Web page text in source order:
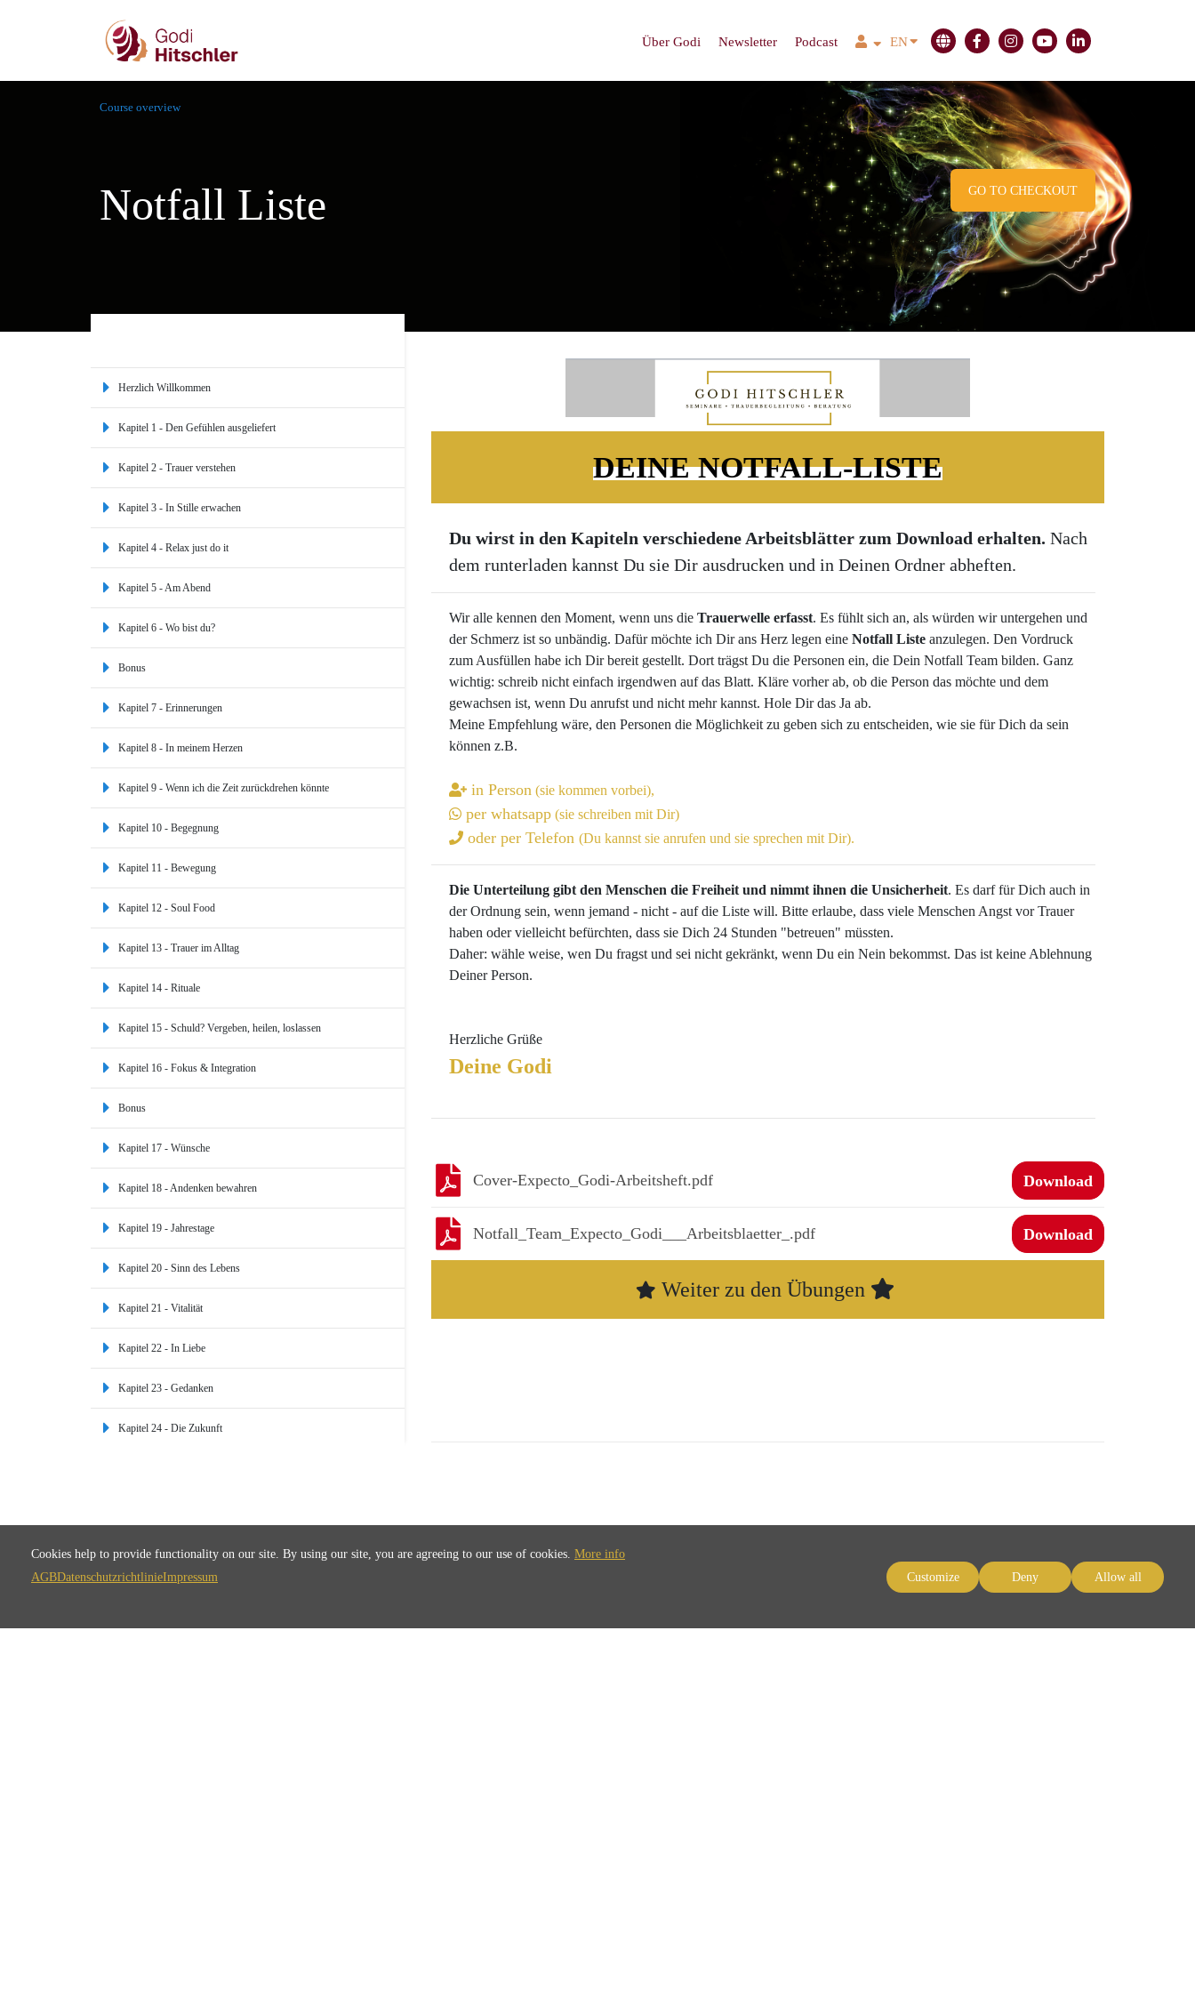
Über Godi Newsletter Podcast EN
Course overview
Notfall Liste GO TO CHECKOUT
Herzlich Willkommen
Kapitel 1 - Den Gefühlen ausgeliefert
Kapitel 2 - Trauer verstehen
Kapitel 3 - In Stille erwachen
Kapitel 4 - Relax just do it
Kapitel 5 - Am Abend
Kapitel 6 - Wo bist du?
Bonus
Kapitel 7 - Erinnerungen
Kapitel 8 - In meinem Herzen
Kapitel 9 - Wenn ich die Zeit zurückdrehen könnte
Kapitel 10 - Begegnung
Kapitel 11 - Bewegung
Kapitel 12 - Soul Food
Kapitel 13 - Trauer im Alltag
Kapitel 14 - Rituale
Kapitel 15 - Schuld? Vergeben, heilen, loslassen
Kapitel 16 - Fokus & Integration
Bonus
Kapitel 17 - Wünsche
Kapitel 18 - Andenken bewahren
Kapitel 19 - Jahrestage
Kapitel 20 - Sinn des Lebens
Kapitel 21 - Vitalität
Kapitel 22 - In Liebe
Kapitel 23 - Gedanken
Kapitel 24 - Die Zukunft
DEINE NOTFALL-LISTE
Du wirst in den Kapiteln verschiedene Arbeitsblätter zum Download erhalten. Nach
dem runterladen kannst Du sie Dir ausdrucken und in Deinen Ordner abheften.
Wir alle kennen den Moment, wenn uns die Trauerwelle erfasst. Es fühlt sich an, als würden wir untergehen und
der Schmerz ist so unbändig. Dafür möchte ich Dir ans Herz legen eine Notfall Liste anzulegen. Den Vordruck
zum Ausfüllen habe ich Dir bereit gestellt. Dort trägst Du die Personen ein, die Dein Notfall Team bilden. Ganz
wichtig: schreib nicht einfach irgendwen auf das Blatt. Kläre vorher ab, ob die Person das möchte und dem
gewachsen ist, wenn Du anrufst und nicht mehr kannst. Hole Dir das Ja ab.
Meine Empfehlung wäre, den Personen die Möglichkeit zu geben sich zu entscheiden, wie sie für Dich da sein
können z.B.
in Person (sie kommen vorbei),
per whatsapp (sie schreiben mit Dir)
oder per Telefon (Du kannst sie anrufen und sie sprechen mit Dir).
Die Unterteilung gibt den Menschen die Freiheit und nimmt ihnen die Unsicherheit. Es darf für Dich auch in
der Ordnung sein, wenn jemand - nicht - auf die Liste will. Bitte erlaube, dass viele Menschen Angst vor Trauer
haben oder vielleicht befürchten, dass sie Dich 24 Stunden "betreuen" müssten.
Daher: wähle weise, wen Du fragst und sei nicht gekränkt, wenn Du ein Nein bekommst. Das ist keine Ablehnung
Deiner Person.
Herzliche Grüße
Deine Godi
Cover-Expecto_Godi-Arbeitsheft.pdf Download
Notfall_Team_Expecto_Godi___Arbeitsblaetter_.pdf Download
Weiter zu den Übungen
Cookies help to provide functionality on our site. By using our site, you are agreeing to our use of cookies. More info
AGBDatenschutzrichtlinieImpressum Customize Deny Allow all